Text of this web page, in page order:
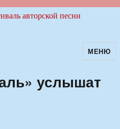
авторскойМЕНЮ
услышат